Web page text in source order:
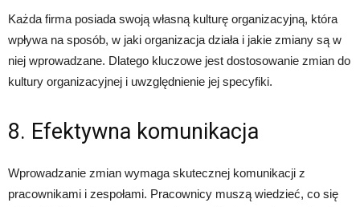
Każda firma posiada swoją własną kulturę organizacyjną, która
wpływa na sposób, w jaki organizacja działa i jakie zmiany są w
niej wprowadzane. Dlatego kluczowe jest dostosowanie zmian do
kultury organizacyjnej i uwzględnienie jej specyfiki.
8. Efektywna komunikacja
Wprowadzanie zmian wymaga skutecznej komunikacji z
pracownikami i zespołami. Pracownicy muszą wiedzieć, co się